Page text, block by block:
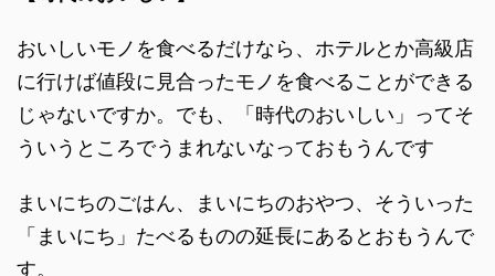
おいしいモノを食べるだけなら、ホテルとか高級店
に行けば値段に見合ったモノを食べることができる
じゃないですか。でも、「時代のおいしい」ってそ
ういうところでうまれないなっておもうんです
まいにちのごはん、まいにちのおやつ、そういった
「まいにち」たべるものの延長にあるとおもうんで
す。